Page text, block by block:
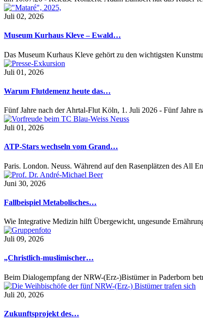
Juli 02, 2026
Museum Kurhaus Kleve – Ewald…
Das Museum Kurhaus Kleve gehört zu den wichtigsten
Juli 01, 2026
Warum Flutdemenz heute das…
Fünf Jahre nach der Ahrtal-Flut Köln, 1. Juli 2026 - Fünf Jahre
Juli 01, 2026
ATP-Stars wechseln vom Grand…
Paris. London. Neuss. Während auf den Rasenplätzen des All
Juni 30, 2026
Fallbeispiel Metabolisches…
Wie Integrative Medizin hilft Übergewicht, ungesunde
Juli 09, 2026
„Christlich-muslimischer…
Beim Dialogempfang der NRW-(Erz-)Bistümer in Paderborn
Juli 20, 2026
Zukunftsprojekt des…